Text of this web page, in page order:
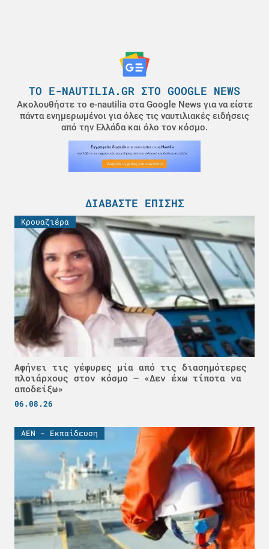
ΤΟ E-NAUTILIA.GR ΣΤΟ GOOGLE NEWS
Ακολουθήστε το e-nautilia στα Google News για να είστε
πάντα ενημερωμένοι για όλες τις ναυτιλιακές ειδήσεις
από την Ελλάδα και όλο τον κόσμο.
ΔΙΑΒΆΣΤΕ ΕΠΊΣΗΣ
Κρουαζιέρα
Αφήνει τις γέφυρες μία από τις διασημότερες
πλοιάρχους στον κόσμο – «Δεν έχω τίποτα να
αποδείξω»
06.08.26
ΑΕΝ - Εκπαίδευση